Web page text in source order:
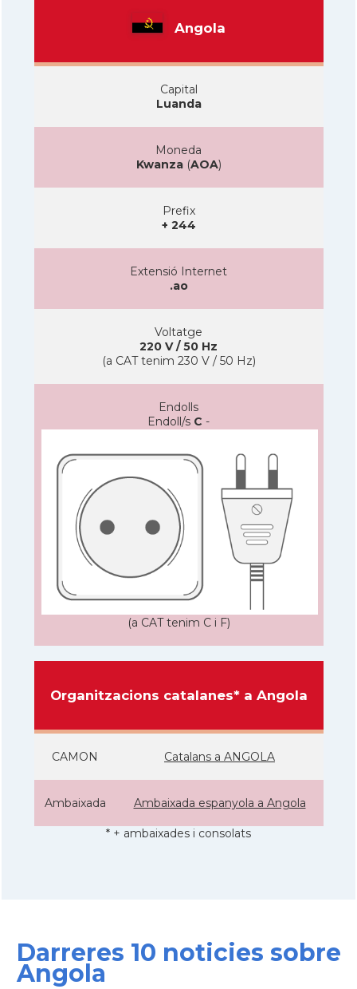
Angola
Capital
Luanda
Moneda
Kwanza(AOA)
Prefix
+ 244
Extensió Internet
.ao
Voltatge
220 V / 50 Hz
(a CAT tenim 230 V / 50 Hz)
Endolls
Endoll/s C -
(a CAT tenim C i F)
Organitzacions catalanes* a Angola
CAMON Catalans a ANGOLA
Ambaixada Ambaixada espanyola a Angola
* + ambaixades i consolats
Darreres 10 noticies sobre
Angola